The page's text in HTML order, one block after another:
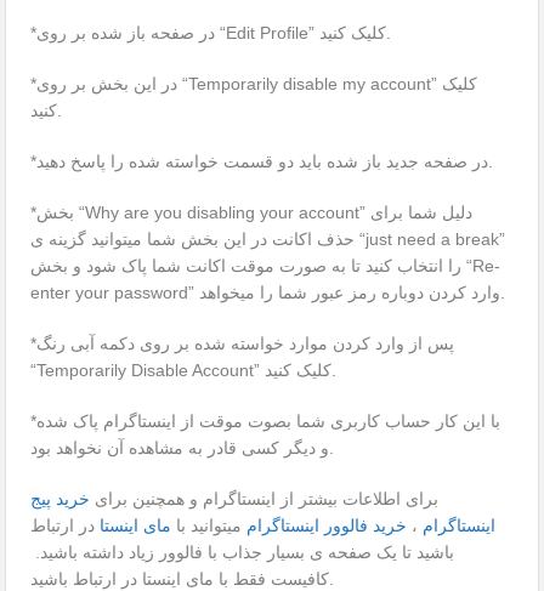
*در این بخش بر روی “Temporarily disable my account” کلیک
*بخش “Why are you disabling your account” دلیل شما برای
حذف اکانت در این بخش شما میتوانید گزینه ی “just need a break”
را انتخاب کنید تا به صورت موقت اکانت شما پاک شود و بخش “Re-
*پس از وارد کردن موارد خواسته شده بر روی دکمه آبی رنگ
*با این کار حساب کاربری شما بصوت موقت از اینستاگرام پاک شده
برای اطلاعات بیشتر از اینستاگرام و همچنین برای خرید پیج
اینستاگرام ، خرید فالوور اینستاگرام میتوانید با مای اینستا در ارتباط
باشید تا یک صفحه ی بسیار جذاب با فالوور زیاد داشته باشید.